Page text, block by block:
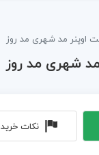
اوپنر مد شهری مد روز
مد شهری مد روز
نکات خرید